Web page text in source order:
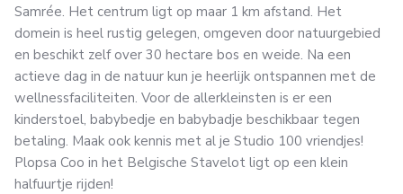
Samrée. Het centrum ligt op maar 1 km afstand. Het
domein is heel rustig gelegen, omgeven door natuurgebied
en beschikt zelf over 30 hectare bos en weide. Na een
actieve dag in de natuur kun je heerlijk ontspannen met de
wellnessfaciliteiten. Voor de allerkleinsten is er een
kinderstoel, babybedje en babybadje beschikbaar tegen
betaling. Maak ook kennis met al je Studio 100 vriendjes!
Plopsa Coo in het Belgische Stavelot ligt op een klein
halfuurtje rijden!